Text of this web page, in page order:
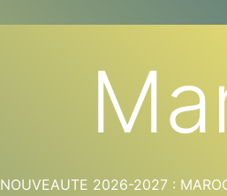
NOUVEAUTE 2026-2027 :